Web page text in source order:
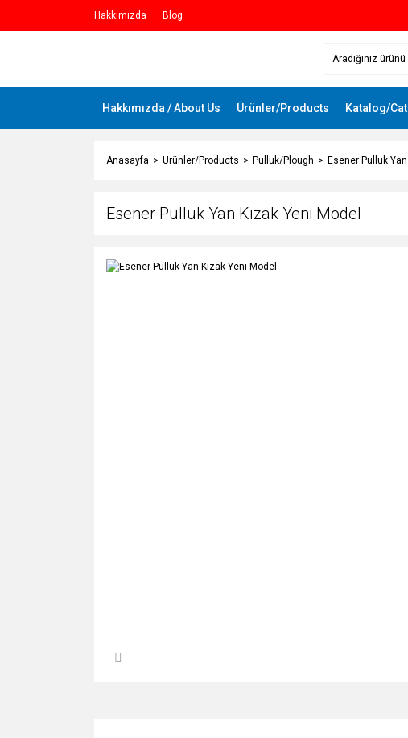
Hakkımızda Blog
Hakkımızda / About Us Ürünler/Products Katalog/
Anasayfa Ürünler/Products Pulluk/Plough Esener Pulluk
Esener Pulluk Yan Kızak Yeni Model